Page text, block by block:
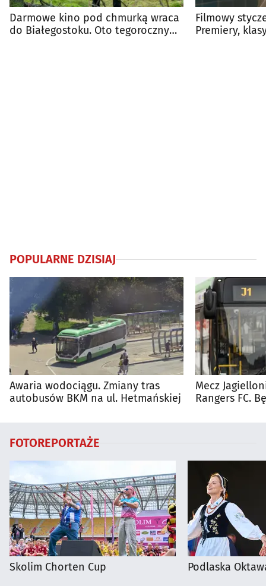
Darmowe kino pod chmurką wraca
do Białegostoku. Oto tegoroczny
Filmowy
Premiery,
POPULARNE DZISIAJ
Awaria wodociągu. Zmiany tras
autobusów BKM na ul. Hetmańskiej
Mecz
Rangers FC.
FOTOREPORTAŻE
Skolim Chorten Cup Podlaska